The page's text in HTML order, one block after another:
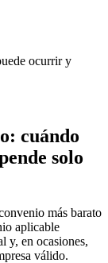
ocurrir y
cuándo
solo
más barato
aplicable
y, en ocasiones,
válido.